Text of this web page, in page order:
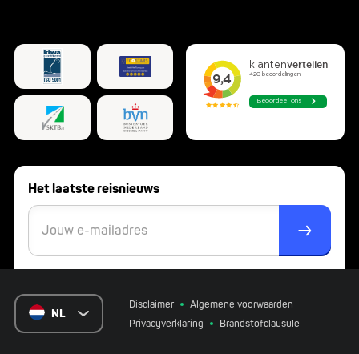
Het laatste reisnieuws
NL
Disclaimer
Algemene voorwaarden
Privacyverklaring
Brandstofclausule